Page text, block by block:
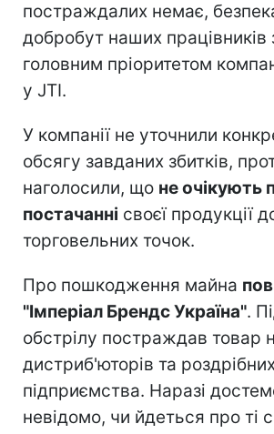
постраждалих немає,
добробут наших
головним пріоритетом
у JTI.
У компанії не уточнили
обсягу завданих збитків,
наголосили, що не очікують
постачанні своєї продукції
торговельних точок.
Про пошкодження майна
"Імперіал Брендс Україна".
обстрілу постраждав товар
дистриб'юторів та
підприємства. Наразі
невідомо, чи йдеться про ті